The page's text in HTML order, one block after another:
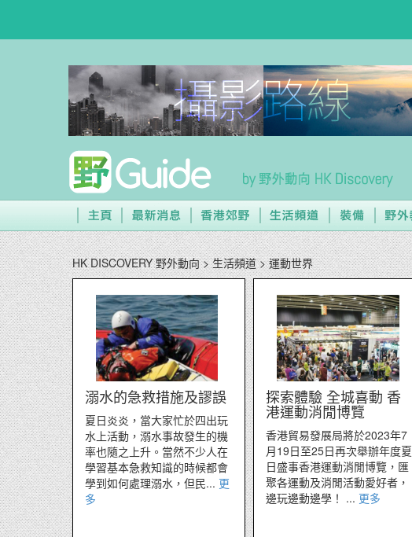
HK DISCOVERY 野外動向> 生活頻道> 運動世界
溺水的急救措施及謬誤
夏日炎炎，當大家忙於四出玩
水上活動，溺水事故發生的機
率也隨之上升。當然不少人在
學習基本急救知識的時候都會
學到如何處理溺水，但民... 更
多
探索體驗 全城喜動 香
港運動消閒博覽
香港貿易發展局將於2023年7
月19日至25日再次舉辦年度夏
日盛事香港運動消閒博覽，匯
聚各運動及消閒活動愛好者，
邊玩邊動邊學！ ... 更多